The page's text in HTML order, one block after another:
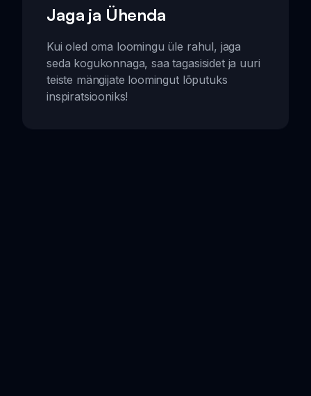
Jaga ja Ühenda
Kui oled oma loomingu üle rahul, jaga
seda kogukonnaga, saa tagasisidet ja uuri
teiste mängijate loomingut lõputuks
inspiratsiooniks!